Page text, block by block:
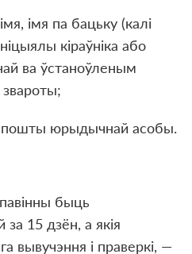
імя па бацьку (калі
кіраўніка або
ва ўстаноўленым
звароты;
пошты юрыдычнай асобы.
быць
15 дзён, а якія
вывучэння і праверкі, —